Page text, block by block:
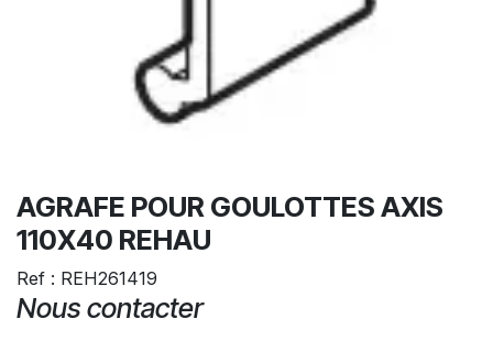
AGRAFE POUR GOULOTTES AXIS
110X40 REHAU
Ref : REH261419
Nous contacter